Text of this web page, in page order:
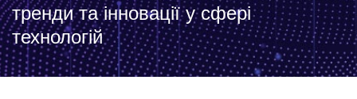
тренди та інновації у сфері
технологій